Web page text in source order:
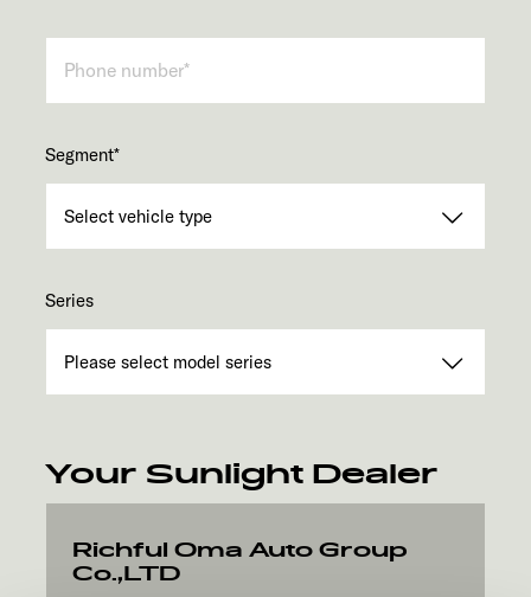
Segment*
Series
Your Sunlight Dealer
Richful Oma Auto Group
Co.,LTD